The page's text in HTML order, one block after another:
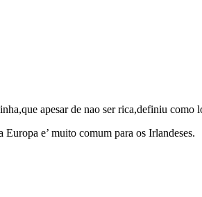
apesar de nao ser rica,definiu como
e’ muito comum para os Irlandeses.